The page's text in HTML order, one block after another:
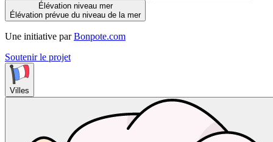
Élévation niveau mer
Élévation prévue du niveau de la mer
Une initiative par Bonpote.com
Soutenir le projet
Villes